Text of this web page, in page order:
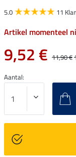
5.0 11
Artikel momenteel
9,52 € 11,90 €
Aantal: